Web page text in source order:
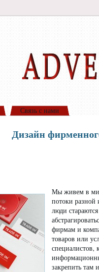
Связь с нами
Дизайн
Мы живем в
потоки
люди
фирмам и
товаров или
специалистов,
закрепить там